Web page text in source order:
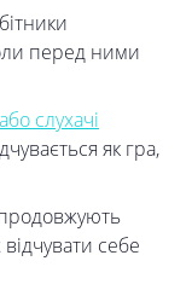
перед ними
слухачі
як гра,
себе